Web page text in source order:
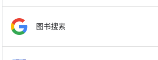
图书搜索